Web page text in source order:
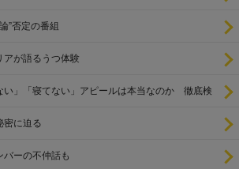
”否定の番組
アが語るうつ体験
い」「寝てない」アピールは本当なのか 徹底検
密に迫る
バーの不仲話も